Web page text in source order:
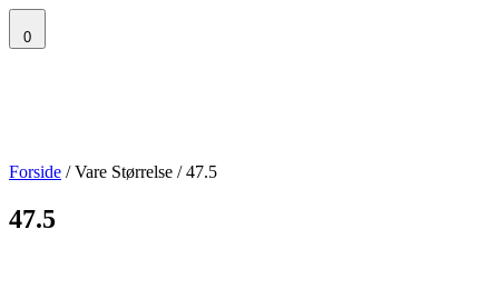
0
Forside / Vare Størrelse / 47.5
47.5